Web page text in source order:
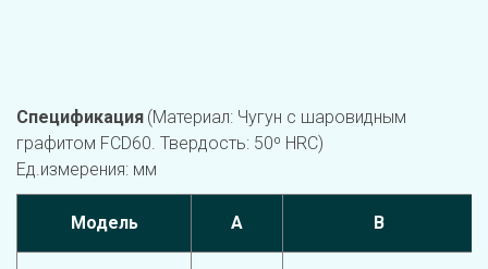
Спецификация (Материал: Чугун с шаровидным
графитом FCD60. Твердость: 50º HRC)
Ед.измерения: мм
Модель A B